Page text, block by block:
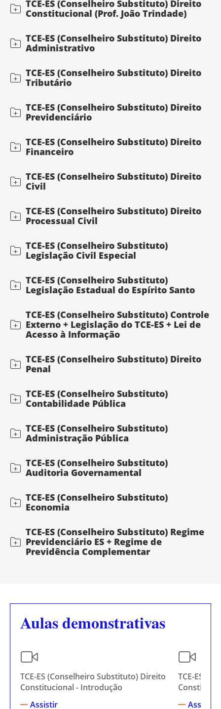
TCE-ES (Conselheiro Substituto) Direito
Constitucional (Prof. João Trindade)
TCE-ES (Conselheiro Substituto) Direito
Administrativo
TCE-ES (Conselheiro Substituto) Direito
Tributário
TCE-ES (Conselheiro Substituto) Direito
Previdenciário
TCE-ES (Conselheiro Substituto) Direito
Financeiro
TCE-ES (Conselheiro Substituto) Direito
Civil
TCE-ES (Conselheiro Substituto) Direito
Processual Civil
TCE-ES (Conselheiro Substituto)
Legislação Civil Especial
TCE-ES (Conselheiro Substituto)
Legislação Estadual do Espírito Santo
TCE-ES (Conselheiro Substituto) Controle
Externo + Legislação do TCE-ES + Lei de
Acesso à Informação
TCE-ES (Conselheiro Substituto) Direito
Penal
TCE-ES (Conselheiro Substituto)
Contabilidade Pública
TCE-ES (Conselheiro Substituto)
Administração Pública
TCE-ES (Conselheiro Substituto)
Auditoria Governamental
TCE-ES (Conselheiro Substituto)
Economia
TCE-ES (Conselheiro Substituto) Regime
Previdenciário ES + Regime de
Previdência Complementar
Aulas demonstrativas
TCE-ES (Conselheiro Substituto) Direito
Constitucional - Introdução
Assistir
TCE-ES
Assistir